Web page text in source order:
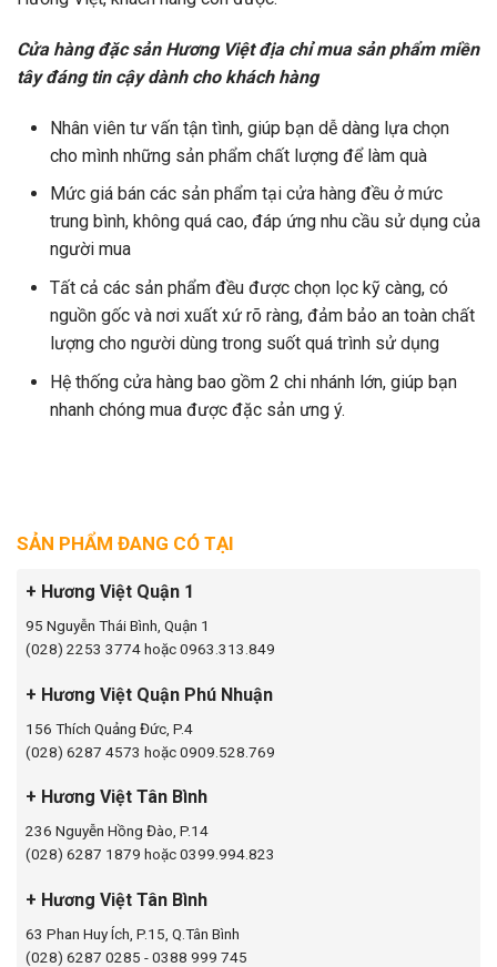
Cửa hàng đặc sản Hương Việt địa chỉ mua sản phẩm miền
tây đáng tin cậy dành cho khách hàng
Nhân viên tư vấn tận tình, giúp bạn dễ dàng lựa chọn
cho mình những sản phẩm chất lượng để làm quà
Mức giá bán các sản phẩm tại cửa hàng đều ở mức
trung bình, không quá cao, đáp ứng nhu cầu sử dụng của
người mua
Tất cả các sản phẩm đều được chọn lọc kỹ càng, có
nguồn gốc và nơi xuất xứ rõ ràng, đảm bảo an toàn chất
lượng cho người dùng trong suốt quá trình sử dụng
Hệ thống cửa hàng bao gồm 2 chi nhánh lớn, giúp bạn
nhanh chóng mua được đặc sản ưng ý.
SẢN PHẨM ĐANG CÓ TẠI
+ Hương Việt Quận 1
95 Nguyễn Thái Bình, Quận 1
(028) 2253 3774 hoặc 0963.313.849
+ Hương Việt Quận Phú Nhuận
156 Thích Quảng Đức, P.4
(028) 6287 4573 hoặc 0909.528.769
+ Hương Việt Tân Bình
236 Nguyễn Hồng Đào, P.14
(028) 6287 1879 hoặc 0399.994.823
+ Hương Việt Tân Bình
63 Phan Huy Ích, P.15, Q.Tân Bình
(028) 6287 0285 - 0388 999 745